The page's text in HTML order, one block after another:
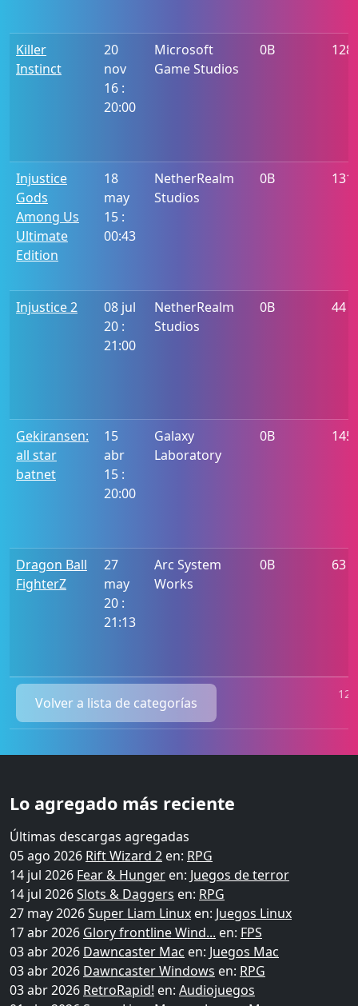
Killer
Instinct
20
nov
16 :
20:00
Microsoft
Game Studios
0B
Injustice
Gods
Among Us
Ultimate
Edition
18
may
15 :
00:43
NetherRealm
Studios
0B 131
Injustice 2
08 jul
20 :
21:00
NetherRealm
Studios
0B 44
Gekiransen:
all star
batnet
15
abr
15 :
20:00
Galaxy
Laboratory
0B
Dragon Ball
FighterZ
27
may
20 :
21:13
Arc System
Works
0B 63
Volver a lista de categorías
Lo agregado más reciente
Últimas descargas agregadas
05 ago 2026 Rift Wizard 2 en: RPG
14 jul 2026 Fear & Hunger en: Juegos de terror
14 jul 2026Slots & Daggers en: RPG
27 may 2026Super Liam Linux en: Juegos Linux
17 abr 2026 Glory frontline Wind... en: FPS
03 abr 2026 Dawncaster Mac en: Juegos Mac
03 abr 2026 Dawncaster Windows en: RPG
03 abr 2026 RetroRapid! en: Audiojuegos